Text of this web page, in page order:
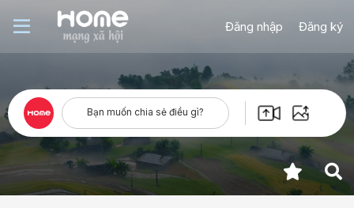
Đăng nhập Đăng ký
Bạn muốn chia sẻ điều gì?